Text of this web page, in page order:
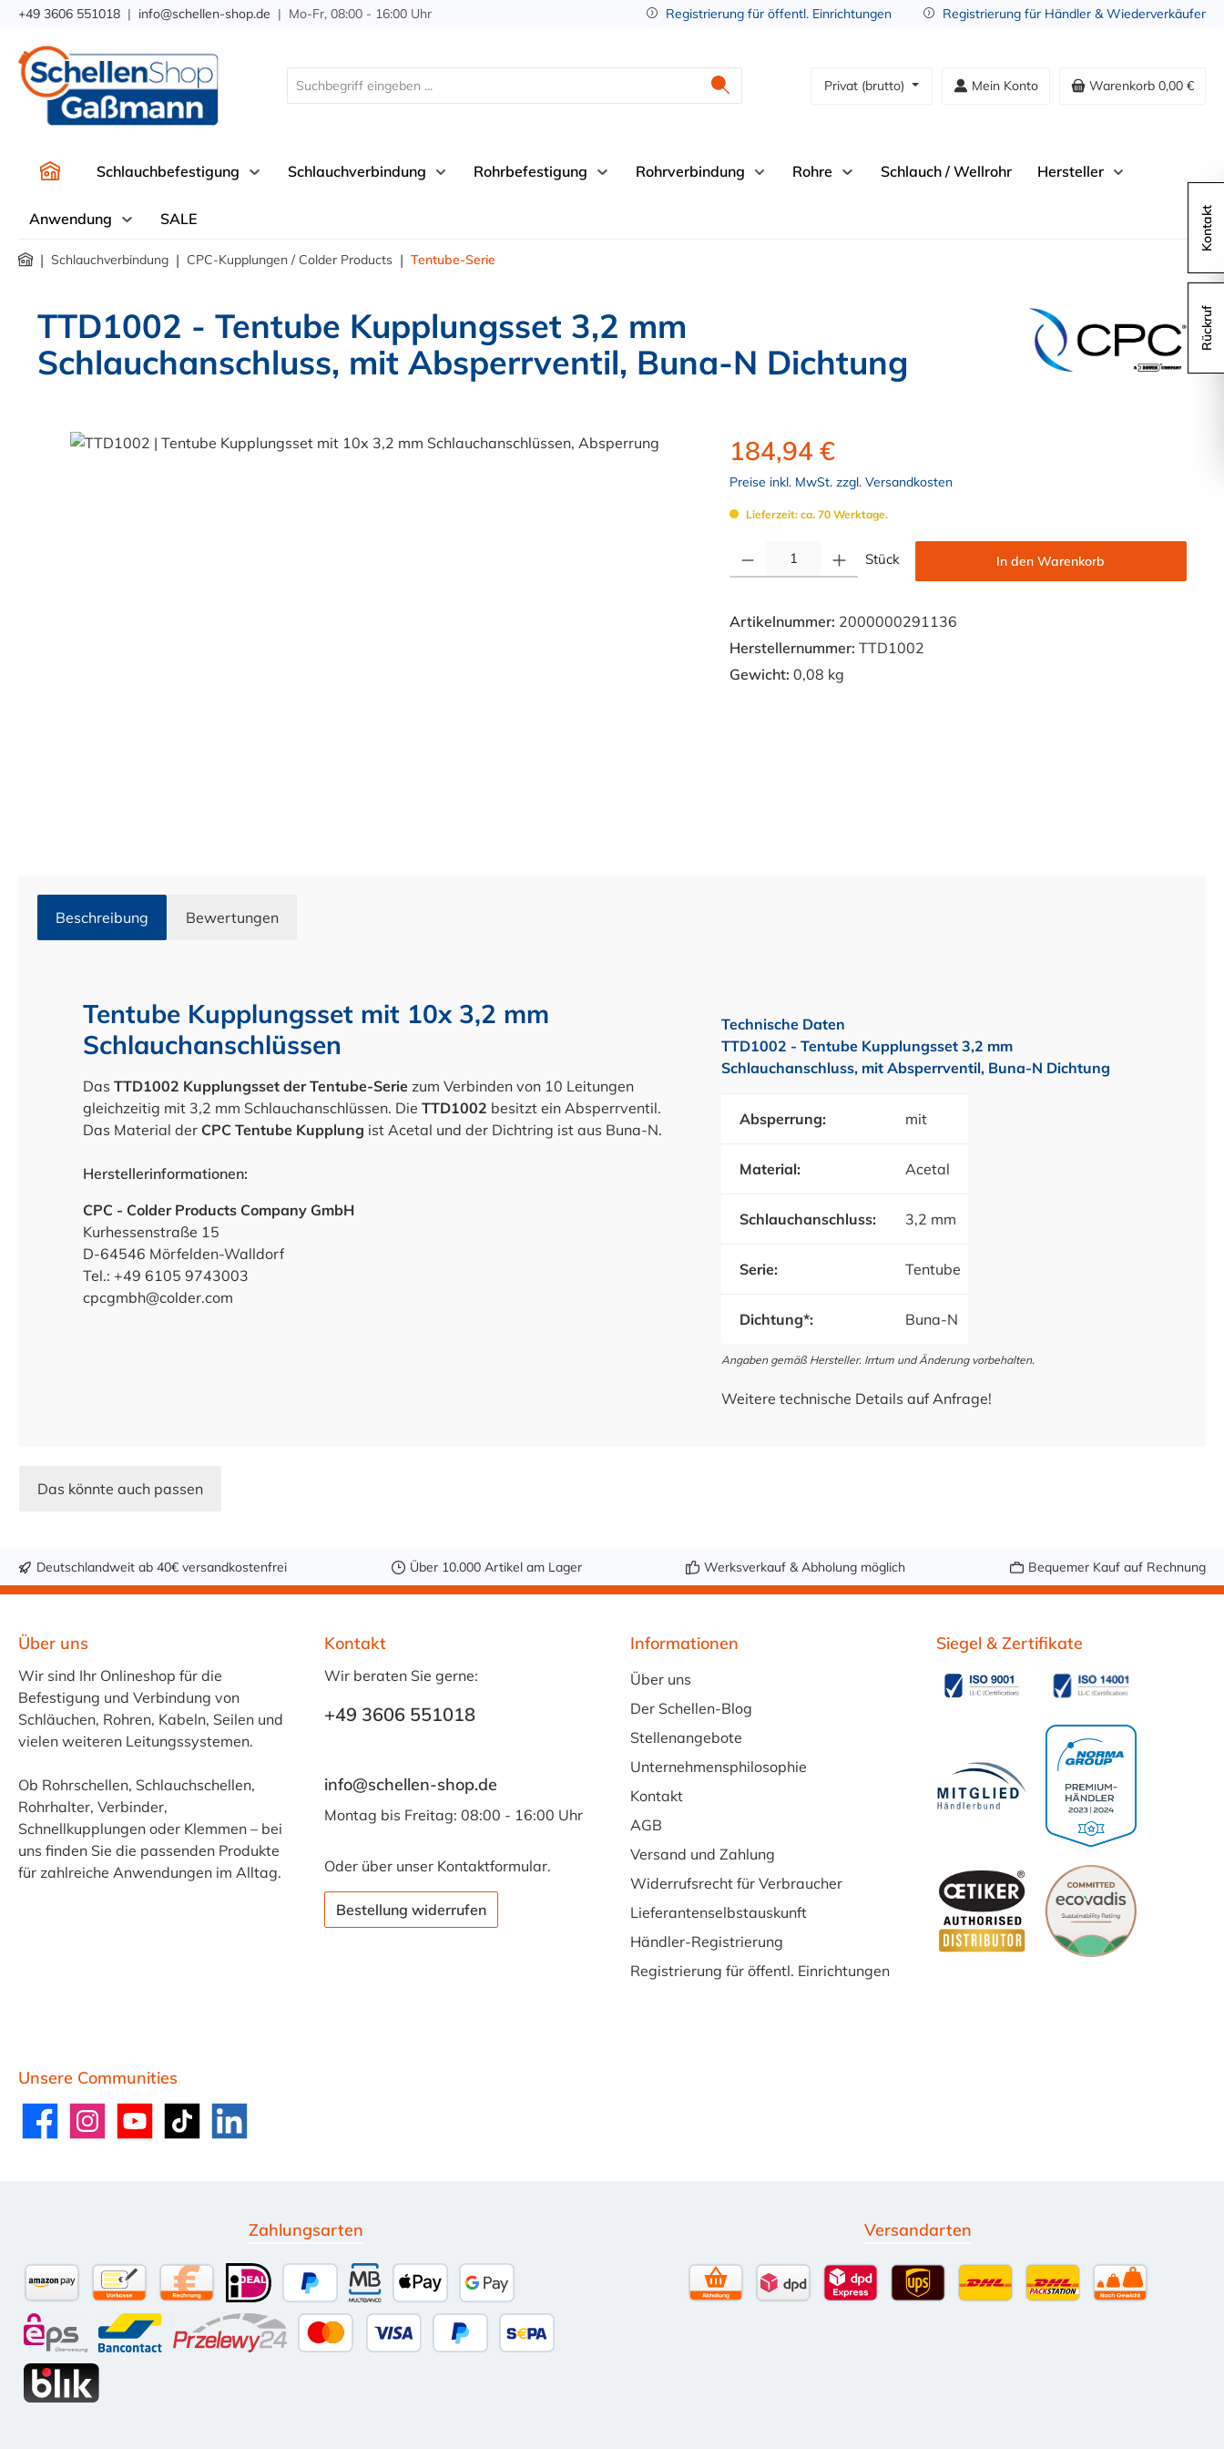
Zur Hauptnavigation springen
+49 3606 551018 | info@schellen-shop.de | Mo-Fr, 08:00 - 16:00 Uhr Registrierung für öffentl. Einrichtungen Registrierung für Händler & Wiederverkäufer
Privat (brutto) Mein Konto Warenkorb 0,00 €
Schlauchbefestigung Schlauchverbindung Rohrbefestigung Rohrverbindung Rohre Schlauch / Wellrohr Hersteller
Anwendung SALE
| Schlauchverbindung | CPC-Kupplungen / Colder Products | Tentube-Serie
TTD1002 - Tentube Kupplungsset 3,2 mm
Schlauchanschluss, mit Absperrventil, Buna-N Dichtung
Bildergalerie überspringen 184,94 €
Preise inkl. MwSt. zzgl. Versandkosten
Lieferzeit: ca. 70 Werktage.
Stück In den Warenkorb
Artikelnummer: 2000000291136
Herstellernummer: TTD1002
Gewicht: 0,08 kg
Beschreibung Bewertungen
Tentube Kupplungsset mit 10x 3,2 mm
Schlauchanschlüssen
Das TTD1002 Kupplungsset der Tentube-Serie zum Verbinden von 10 Leitungen
gleichzeitig mit 3,2 mm Schlauchanschlüssen. Die TTD1002 besitzt ein Absperrventil.
Das Material der CPC Tentube Kupplung ist Acetal und der Dichtring ist aus Buna-N.
Herstellerinformationen:
CPC - Colder Products Company GmbH
Kurhessenstraße 15
D-64546 Mörfelden-Walldorf
Tel.: +49 6105 9743003
cpcgmbh@colder.com
Technische Daten
TTD1002 - Tentube Kupplungsset 3,2 mm
Schlauchanschluss, mit Absperrventil, Buna-N Dichtung
Absperrung: mit
Material: Acetal
Schlauchanschluss: 3,2 mm
Serie: Tentube
Dichtung*: Buna-N
Angaben gemäß Hersteller. Irrtum und Änderung vorbehalten.
Weitere technische Details auf Anfrage!
Das könnte auch passen
Deutschlandweit ab 40€ versandkostenfrei Über 10.000 Artikel am Lager Werksverkauf & Abholung möglich Bequemer Kauf auf Rechnung
Über uns
Wir sind Ihr Onlineshop für die
Befestigung und Verbindung von
Schläuchen, Rohren, Kabeln, Seilen und
vielen weiteren Leitungssystemen.
Ob Rohrschellen, Schlauchschellen,
Rohrhalter, Verbinder,
Schnellkupplungen oder Klemmen – bei
uns finden Sie die passenden Produkte
für zahlreiche Anwendungen im Alltag.
Kontakt
Wir beraten Sie gerne:
+49 3606 551018
info@schellen-shop.de
Montag bis Freitag: 08:00 - 16:00 Uhr
Oder über unser Kontaktformular.
Bestellung widerrufen
Informationen
Über uns
Der Schellen-Blog
Stellenangebote
Unternehmensphilosophie
Kontakt
AGB
Versand und Zahlung
Widerrufsrecht für Verbraucher
Lieferantenselbstauskunft
Händler-Registrierung
Registrierung für öffentl. Einrichtungen
Unsere Communities
FacebookInstagramYouTube TikTok LinkedIn
Siegel & Zertifikate
Zahlungsarten
PayPal
Kauf auf Rechnung (10 Tage Netto)
iDEAL MultibancoApple PayGoogle Pay
eps
Amazon PayVorkasse per Überweisung
Versandarten
Kontakt
Rückruf